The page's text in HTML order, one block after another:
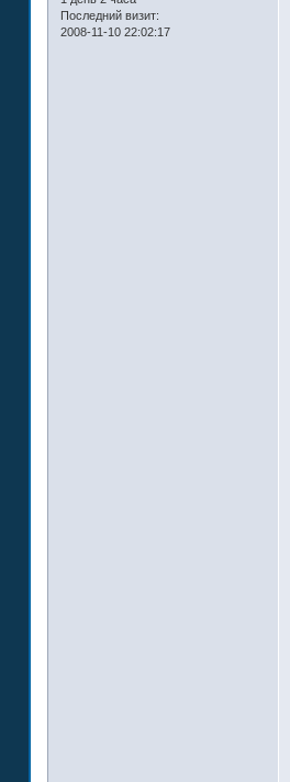
Последний визит:
2008-11-10 22:02:17